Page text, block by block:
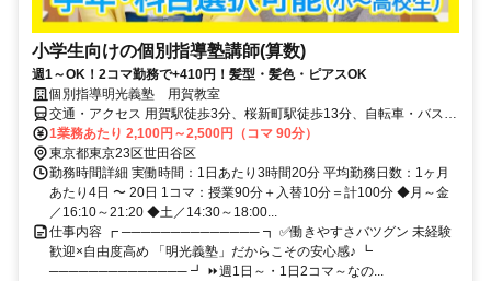
小学生向けの個別指導塾講師(算数)
週1～OK！2コマ勤務で+410円！髪型・髪色・ピアスOK
個別指導明光義塾 用賀教室
交通・アクセス 用賀駅徒歩3分、桜新町駅徒歩13分、自転車・バス・
バイク通勤可（応相談）
1業務あたり 2,100円～2,500円（コマ 90分）
東京都東京23区世田谷区
勤務時間詳細 実働時間：1日あたり3時間20分 平均勤務日数：1ヶ月
あたり4日 〜 20日 1コマ：授業90分＋入替10分＝計100分 ◆月～金
／16:10～21:20 ◆土／14:30～18:00...
仕事内容 ┏ ────────────── ┓ ✅働きやすさバツグン 未経験
歓迎×自由度高め 「明光義塾」だからこその安心感♪ ┗
────────────── ┛ ⏩週1日～・1日2コマ～なの...